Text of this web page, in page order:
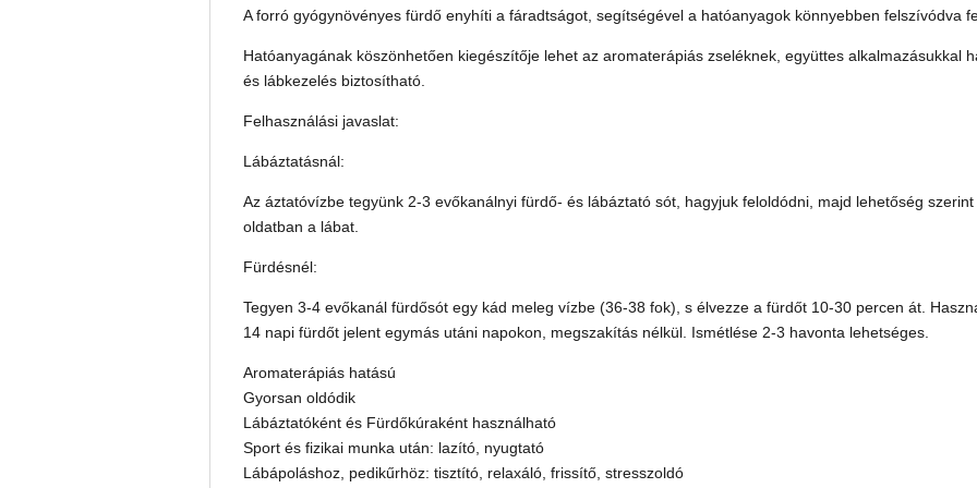
A forró gyógynövényes fürdő enyhíti a fáradtságot, segítségével a hatóanyagok könnyebben felszívódva
Hatóanyagának köszönhetően kiegészítője lehet az aromaterápiás zseléknek, együttes alkalmazásukkal
és lábkezelés biztosítható.
Felhasználási javaslat:
Lábáztatásnál:
Az áztatóvízbe tegyünk 2-3 evőkanálnyi fürdő- és lábáztató sót, hagyjuk feloldódni, majd lehetőség
oldatban a lábat.
Fürdésnél:
Tegyen 3-4 evőkanál fürdősót egy kád meleg vízbe (36-38 fok), s élvezze a fürdőt 10-30 percen át.
14 napi fürdőt jelent egymás utáni napokon, megszakítás nélkül. Ismétlése 2-3 havonta lehetséges.
Aromaterápiás hatású
Gyorsan oldódik
Lábáztatóként és Fürdőkúraként használható
Sport és fizikai munka után: lazító, nyugtató
Lábápoláshoz, pedikűrhöz: tisztító, relaxáló, frissítő, stresszoldó